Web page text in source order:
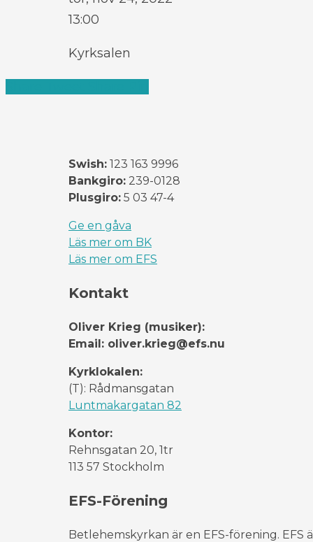
13:00
Kyrksalen
Swish: 123 163 9996
Bankgiro: 239-0128
Plusgiro: 5 03 47-4
Ge en gåva
Läs mer om BK
Läs mer om EFS
Kontakt
Oliver Krieg (musiker):
Email: oliver.krieg@efs.nu
Kyrklokalen:
(T): Rådmansgatan
Luntmakargatan 82
Kontor:
Rehnsgatan 20, 1tr
113 57 Stockholm
EFS-Förening
Betlehemskyrkan är en EFS-förening. EFS